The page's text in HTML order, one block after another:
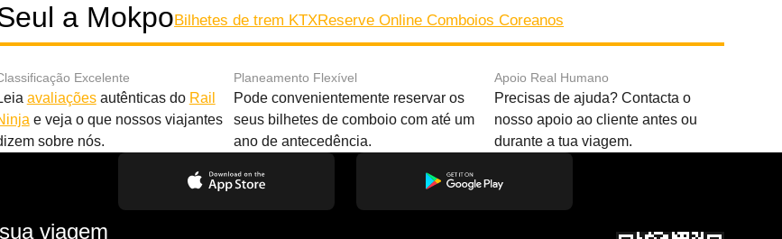
a MokpoBilhetes de trem KTXReserve Online Comboios Coreanos
Excelente
avaliaçõesautênticas do Rail
e veja o que nossos viajantes
sobre nós.
Planeamento Flexível
Pode convenientemente reservar os
seus bilhetes de comboio com até um
ano de antecedência.
Apoio Real Humano
Precisas de ajuda? Contacta o
nosso apoio ao cliente antes ou
durante a tua viagem.
viagem